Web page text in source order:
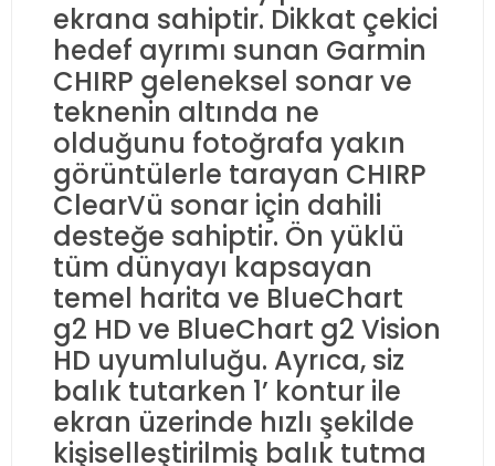
ekrana sahiptir. Dikkat çekici
hedef ayrımı sunan Garmin
CHIRP geleneksel sonar ve
teknenin altında ne
olduğunu fotoğrafa yakın
görüntülerle tarayan CHIRP
ClearVü sonar için dahili
desteğe sahiptir. Ön yüklü
tüm dünyayı kapsayan
temel harita ve BlueChart
g2 HD ve BlueChart g2 Vision
HD uyumluluğu. Ayrıca, siz
balık tutarken 1’ kontur ile
ekran üzerinde hızlı şekilde
kişiselleştirilmiş balık tutma